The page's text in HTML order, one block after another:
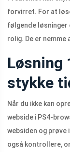
forvirret. For at
følgende løsninger
rolig. De er nemme
Løsning
stykke
Når du ikke kan
webside i PS4-
websiden og prøve
også kontrollere,